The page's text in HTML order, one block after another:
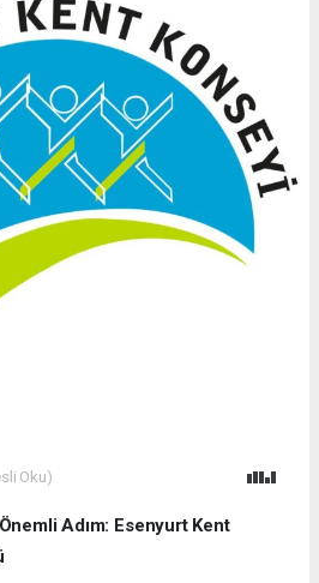
Oku)
Adım: Esenyurt Kent